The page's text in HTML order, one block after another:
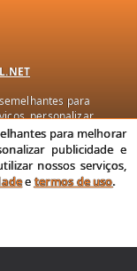
para
personalizar
Ao utilizar
de privacidade e
de uso
para melhorar
publicidade e
nossos serviços,
etermos de uso.